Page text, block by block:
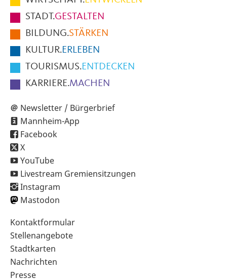
Fußbereich
der
Seite
STADT.GESTALTEN
BILDUNG.STÄRKEN
KULTUR.ERLEBEN
TOURISMUS.ENTDECKEN
KARRIERE.MACHEN
Newsletter / Bürgerbrief
Mannheim-App
Facebook
X
YouTube
Livestream Gremiensitzungen
Instagram
Mastodon
Sekundärnavigation
im
Fußbereich
Kontaktformular
Stellenangebote
Stadtkarten
Nachrichten
Presse